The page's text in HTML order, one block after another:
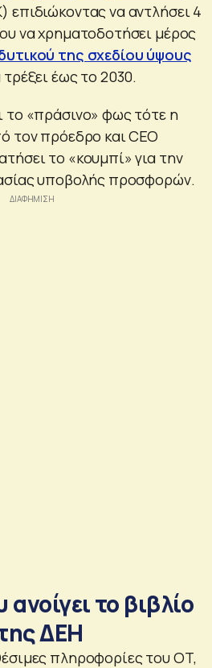
επιδιώκοντας να αντλήσει 4
να χρηματοδοτήσει μέρος
της σχεδίου ύψους
έως το 2030.
το «πράσινο» φως τότε η
τον πρόεδρο και CEO
το «κουμπί» για την
υποβολής προσφορών.
το βιβλίο
ΔΕΗ
πληροφορίες του ΟΤ,